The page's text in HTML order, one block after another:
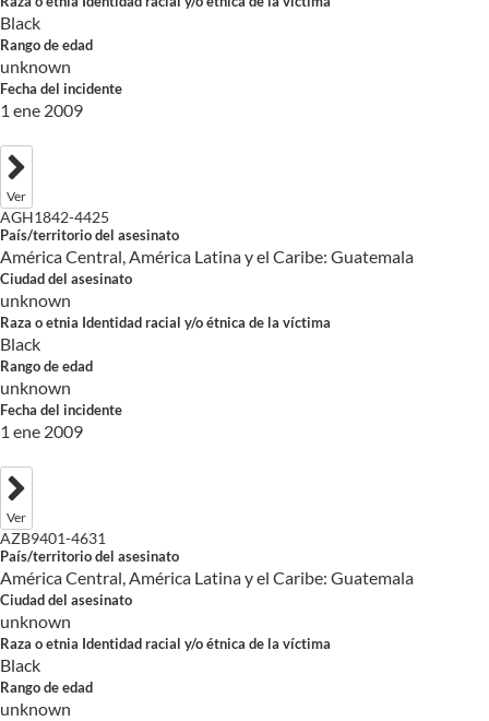
Black
Rango de edad
unknown
Fecha del incidente
1 ene 2009
Ver
AGH1842-4425
País/territorio del asesinato
América Central, América Latina y el Caribe: Guatemala
Ciudad del asesinato
unknown
Raza o etnia Identidad racial y/o étnica de la víctima
Black
Rango de edad
unknown
Fecha del incidente
1 ene 2009
Ver
AZB9401-4631
País/territorio del asesinato
América Central, América Latina y el Caribe: Guatemala
Ciudad del asesinato
unknown
Raza o etnia Identidad racial y/o étnica de la víctima
Black
Rango de edad
unknown